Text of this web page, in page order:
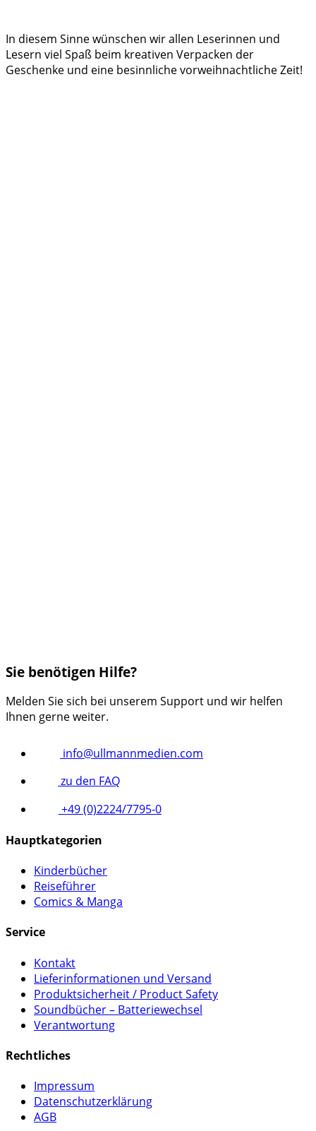
In diesem Sinne wünschen wir allen Leserinnen und
Lesern viel Spaß beim kreativen Verpacken der
Geschenke und eine besinnliche vorweihnachtliche Zeit!
Sie benötigen Hilfe?
Melden Sie sich bei unserem Support und wir helfen
Ihnen gerne weiter.
info@ullmannmedien.com
zu den FAQ
+49 (0)2224/7795-0
Hauptkategorien
Kinderbücher
Reiseführer
Comics & Manga
Service
Kontakt
Lieferinformationen und Versand
Produktsicherheit / Product Safety
Soundbücher – Batteriewechsel
Verantwortung
Rechtliches
Impressum
Datenschutzerklärung
AGB